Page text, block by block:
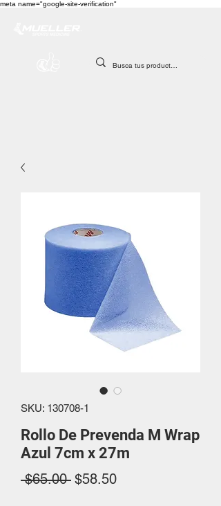
meta name="google-site-verification"
SKU: 130708-1
Rollo De Prevenda M Wrap
Azul 7cm x 27m
$65.00 Precio
$58.50Precio